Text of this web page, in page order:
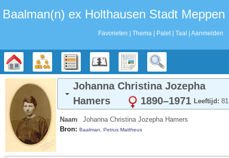
Baalman‎‎‎‎‎(n)‎‎‎‎‎ ex Holthausen Stadt Meppen
Favorieten Thema Palet Taal Aanmelden
Stamboom DiagrammenLijsten Kalender Rapporten
Johanna Christina Jozepha
Hamers
Leeftijd: 81
1890–1971
Naam Johanna Christina Jozepha Hamers
Bron: Baalman, Petrus Mattheus